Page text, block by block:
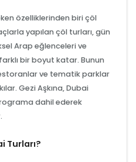
özelliklerinden biri çöl
yapılan çöl turları, gün
Arap eğlenceleri ve
bir boyut katar. Bunun
ve tematik parklar
Gezi Aşkına, Dubai
dahil ederek
Turları?